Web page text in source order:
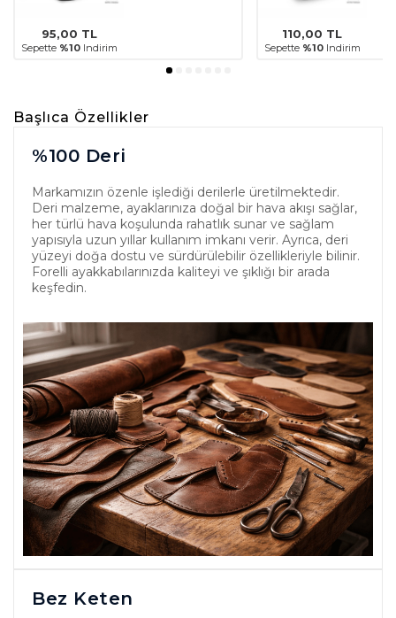
95,00 TL
Sepette %10Indirim
110,00 TL
Sepette %10Indirim
Başlıca Özellikler
%100 Deri
Markamızın özenle işlediği derilerle üretilmektedir.
Deri malzeme, ayaklarınıza doğal bir hava akışı sağlar,
her türlü hava koşulunda rahatlık sunar ve sağlam
yapısıyla uzun yıllar kullanım imkanı verir. Ayrıca, deri
yüzeyi doğa dostu ve sürdürülebilir özellikleriyle bilinir.
Forelli ayakkabılarınızda kaliteyi ve şıklığı bir arada
keşfedin.
Bez Keten